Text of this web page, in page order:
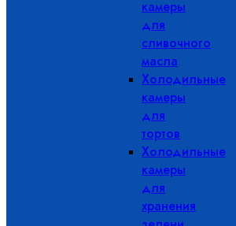
камеры
для
сливочного
масла
Холодильные
камеры
для
тортов
Холодильные
камеры
для
хранения